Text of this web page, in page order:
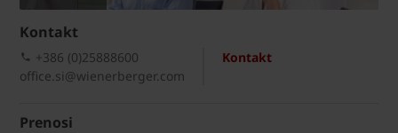
Kontakt
Kontakt
+386 (0)25888600
office.si@wienerberger.com
Prenosi